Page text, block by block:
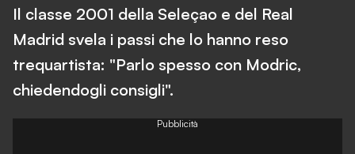
Il classe 2001 della Seleçao e del Real
Madrid svela i passi che lo hanno reso
trequartista: "Parlo spesso con Modric,
chiedendogli consigli".
Pubblicità